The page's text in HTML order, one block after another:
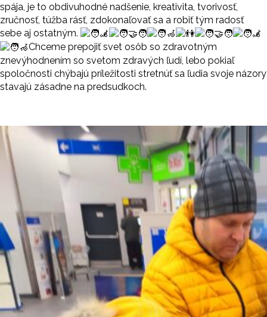
spája, je to obdivuhodné nadšenie, kreativita, tvorivosť,
zručnosť, túžba rásť, zdokonaľovať sa a robiť tým radosť
sebe aj ostatným.
Chceme prepojiť svet osôb so zdravotným
znevýhodnením so svetom zdravých ľudí, lebo pokiaľ
spoločnosti chýbajú príležitosti stretnúť sa ľudia svoje názory
stavajú zásadne na predsudkoch.